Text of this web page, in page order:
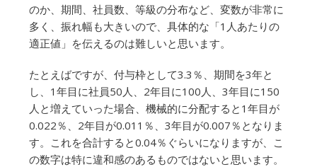
のか、期間、社員数、等級の分布など、変数が非常に
多く、振れ幅も大きいので、具体的な「1人あたりの
適正値」を伝えるのは難しいと思います。
たとえばですが、付与枠として3.3％、期間を3年と
し、1年目に社員50人、2年目に100人、3年目に150
人と増えていった場合、機械的に分配すると1年目が
0.022％、2年目が0.011％、3年目が0.007％となりま
す。これを合計すると0.04％ぐらいになりますが、こ
の数字は特に違和感のあるものではないと思います。